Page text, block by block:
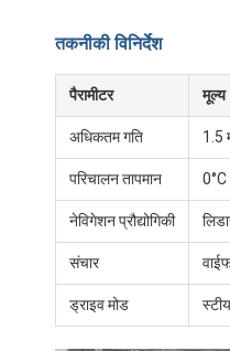
गुणवत्ता नियंत्रण
हमसे संपर्क करें
समाचार
सभी मामलों
ब्लॉग
तकनीकी विनिर्देश
पैरामीटर मूल्य
अधिकतम गति 1.5
परिचालन तापमान
नेविगेशन प्रौद्योगिकी
संचार
ड्राइव मोड